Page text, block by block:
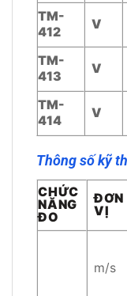
TM-
412
V
TM-
413
V
TM-
414
V
Thông số kỹ
CHỨC
NĂNG
ĐO
ĐƠN
VỊ
m/s